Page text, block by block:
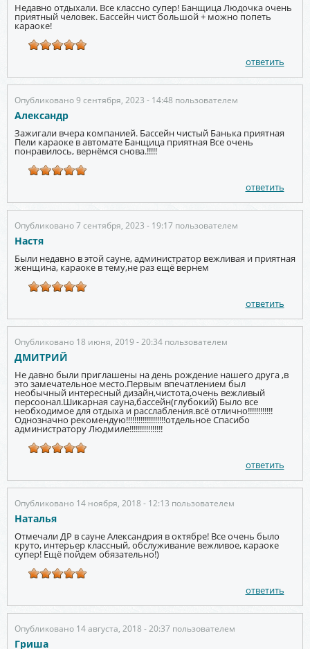
Недавно отдыхали. Все классно супер! Банщица Людочка очень
приятный человек. Бассейн чист большой + можно попеть
караоке!
ответить
Опубликовано 9 сентября, 2023 - 14:48 пользователем
Александр
Зажигали вчера компанией. Бассейн чистый Банька приятная
Пели караоке в автомате Банщица приятная Все очень
понравилось, вернёмся снова.!!!!!
ответить
Опубликовано 7 сентября, 2023 - 19:17 пользователем
Настя
Были недавно в этой сауне, администратор вежливая и приятная
женщина, караоке в тему,не раз ещё вернем
ответить
Опубликовано 18 июня, 2019 - 20:34 пользователем
ДМИТРИЙ
Не давно были приглашены на день рождение нашего друга ,в
это замечательное место.Первым впечатлением был
необычный интересный дизайн,чистота,очeнь вежливый
персоонал.Шикарная сауна,бассейн(глубокий) Было все
необходимое для отдыха и расслабления.всё отлично!!!!!!!!!!!!
Однозначно рекомендую!!!!!!!!!!!!!!!!!!!отдeльноe Спасибо
администратору Людмилe!!!!!!!!!!!!!!!!
ответить
Опубликовано 14 ноября, 2018 - 12:13 пользователем
Наталья
Отмечали ДР в сауне Александрия в октябре! Все очень было
круто, интерьер классный, обслуживание вежливое, караоке
супер! Ещё пойдем обязательно!)
ответить
Опубликовано 14 августа, 2018 - 20:37 пользователем
Гриша